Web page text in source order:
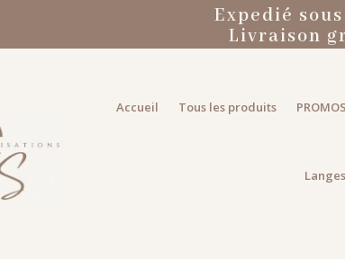
Expedié
Livraison
Accueil Tous les produits PROMOS
Langes